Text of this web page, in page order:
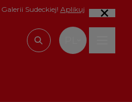
Sudeckiej! Aplikuj
Wpisz, czego